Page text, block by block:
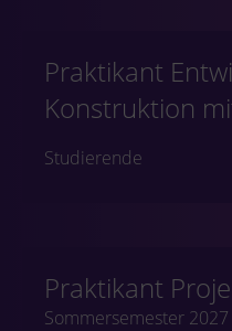
Praktikant
Konstruktion
Studierende
Praktikant
Sommersemester 2027